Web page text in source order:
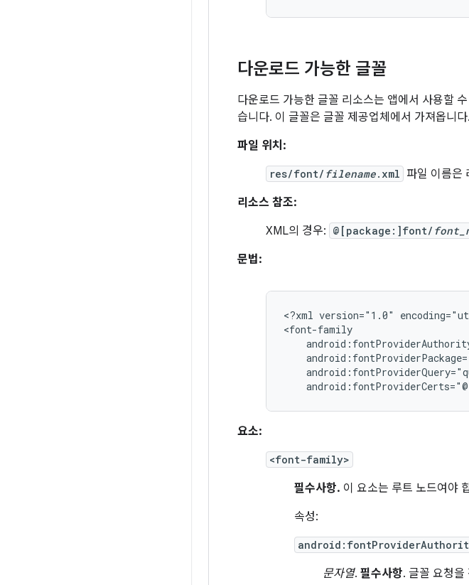
다운로드 가능한 글꼴
다운로드 가능한 글꼴 리소스는 앱에서 사용할
습니다. 이 글꼴은 글꼴 제공업체에서 가져옵니다.
파일 위치:
res/font/ filename.xml 파일 이름은
리소스 참조:
XML의 경우: @[package:]font/
문법:
<?xml version="1.0"
요소:
<font-family>
필수사항. 이 요소는 루트 노드여야
속성:
문자열. 필수사항. 글꼴 요청을